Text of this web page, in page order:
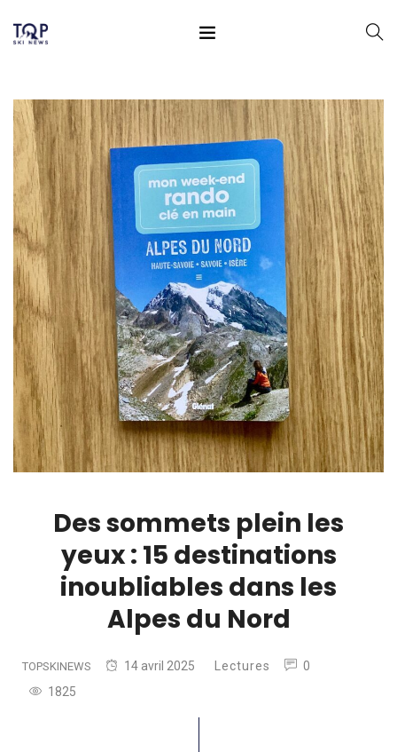
Des sommets plein les
yeux : 15 destinations
inoubliables dans les
Alpes du Nord
TOPSKINEWS 14 avril 2025 Lectures
0
1825